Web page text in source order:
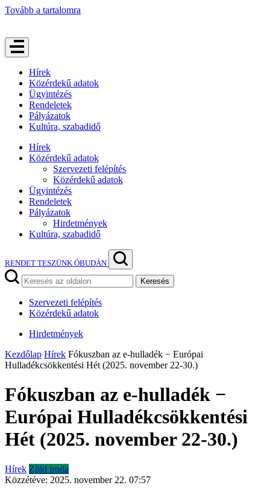
Tovább a tartalomra
Hírek
Közérdekű adatok
Ügyintézés
Rendeletek
Pályázatok
Kultúra, szabadidő
Hírek
Közérdekű adatok
Szervezeti felépítés
Közérdekű adatok
Ügyintézés
Rendeletek
Pályázatok
Hirdetmények
Kultúra, szabadidő
RENDET TESZÜNK ÓBUDÁN
Keresés
Szervezeti felépítés
Közérdekű adatok
Hirdetmények
Kezdőlap Hírek Fókuszban az e-hulladék − Európai
Hulladékcsökkentési Hét (2025. november 22-30.)
Fókuszban az e-hulladék −
Európai Hulladékcsökkentési
Hét (2025. november 22-30.)
Hírek Zöld iroda
Közzétéve: 2025. november 22. 07:57